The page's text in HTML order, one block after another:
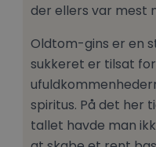
der ellers var mest
Oldtom-gins er en
sukkeret er tilsat
spiritus. På det her
tallet havde man